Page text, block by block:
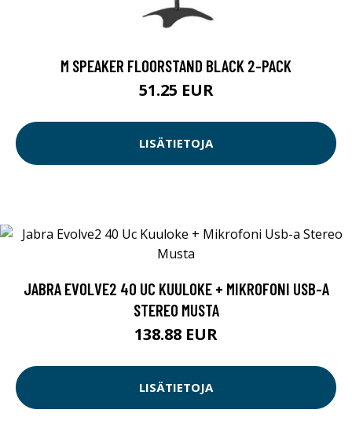
M SPEAKER FLOORSTAND BLACK 2-PACK
51.25 EUR
LISÄTIETOJA
JABRA EVOLVE2 40 UC KUULOKE + MIKROFONI USB-A
STEREO MUSTA
138.88 EUR
LISÄTIETOJA